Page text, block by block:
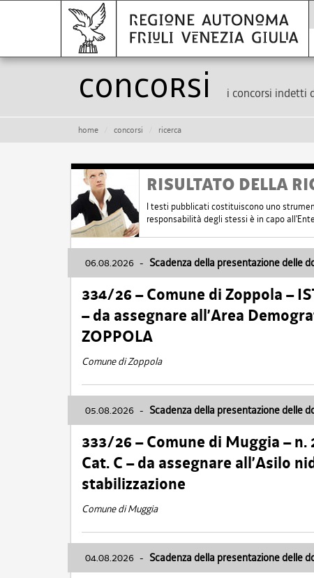
Concorsi i concorsi indetti
home concorsi ricerca
RISULTATO DELLA
I testi pubblicati costituiscono uno
responsabilità degli stessi è in capo
06.08.2026 - Scadenza della presentazione delle
334/26 – Comune di Zoppola –
– da assegnare all’Area
ZOPPOLA
Comune di Zoppola
05.08.2026 - Scadenza della presentazione delle
333/26 – Comune di Muggia – n.
Cat. C – da assegnare all’Asilo
stabilizzazione
Comune di Muggia
04.08.2026 - Scadenza della presentazione delle